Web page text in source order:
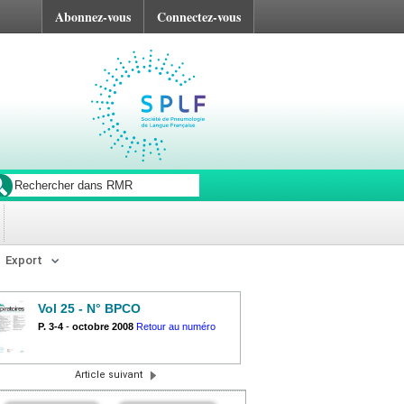
Abonnez-vous Connectez-vous
Export
Vol 25 - N° BPCO
P. 3-4 - octobre 2008 Retour au numéro
Article suivant